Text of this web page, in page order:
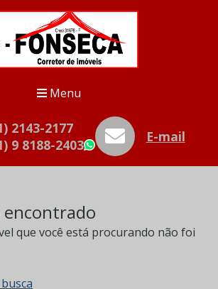
Menu
2143-2177
9 8188-2403
WhatsApp
E-mail
encontrado
que você está procurando não foi